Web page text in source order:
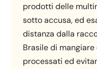
prodotti delle
sotto accusa, ed
distanza dalla
Brasile di
processati ed